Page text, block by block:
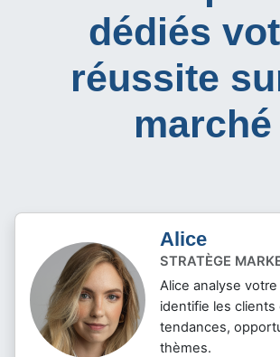
dédiés
réussite
marché
Alice
STRATÈGE
Alice analyse
identifie les clients
tendances,
thèmes.